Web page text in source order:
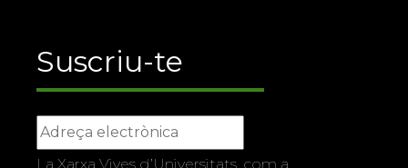
Suscriu-te
La Xarxa Vives d’Universitats, com a